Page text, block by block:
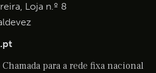
Loja n.º 8
Chamada para a rede fixa nacional